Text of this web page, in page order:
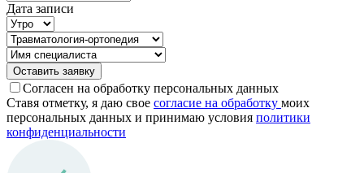
Дата записи
Оставить заявку
Согласен на обработку персональных данных
Ставя отметку, я даю свое согласие на обработку моих
персональных данных и принимаю условия политики
конфиден­циальности